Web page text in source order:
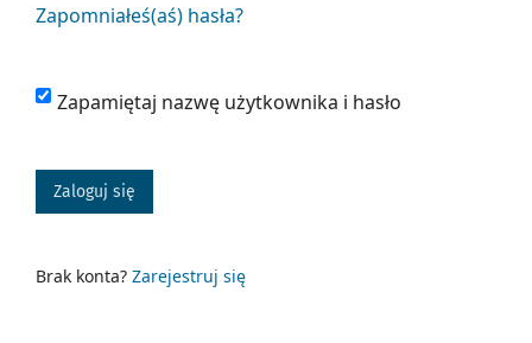
Zapomniałeś(aś) hasła?
Zapamiętaj nazwę użytkownika i hasło
Zaloguj się
Brak konta? Zarejestruj się